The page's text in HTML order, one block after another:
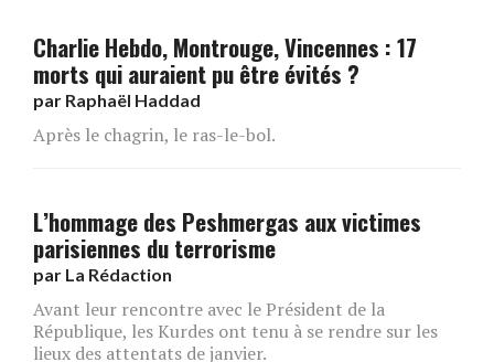
Charlie Hebdo, Montrouge, Vincennes : 17
morts qui auraient pu être évités ?
par Raphaël Haddad
Après le chagrin, le ras-le-bol.
L’hommage des Peshmergas aux victimes
parisiennes du terrorisme
par La Rédaction
Avant leur rencontre avec le Président de la
République, les Kurdes ont tenu à se rendre sur les
lieux des attentats de janvier.